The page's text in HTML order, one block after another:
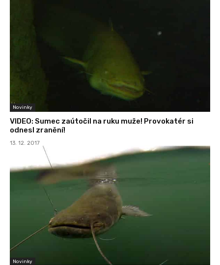
Novinky
VIDEO: Sumec zaútočil na ruku muže! Provokatér si
odnesl zranění!
13. 12. 2017
Novinky